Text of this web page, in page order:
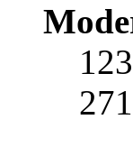
123